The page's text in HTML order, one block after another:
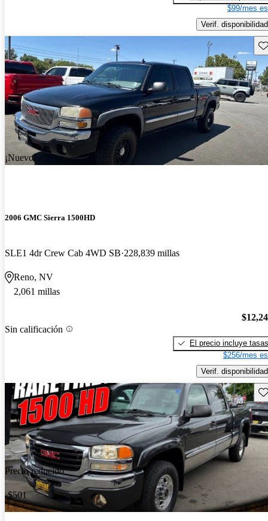
$99/mes
Verif. disponibilidad
¡Nuevo!
2006 GMC Sierra 1500HD
SLE1 4dr Crew Cab 4WD SB 228,839 millas
Reno, NV
2,061 millas
Sin calificación
El precio incluye tasas
$256/mes
Verif. disponibilidad
Precio reducido
-$501